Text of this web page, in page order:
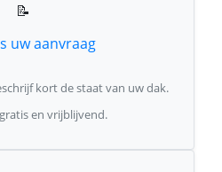
📝
uw aanvraag
kort de staat van uw dak.
en vrijblijvend.